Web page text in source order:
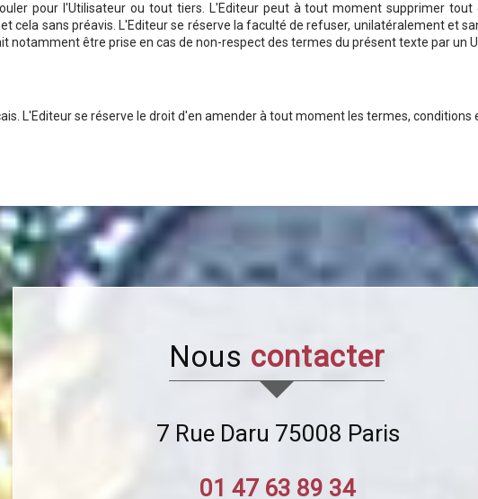
pour l'Utilisateur ou tout tiers. L'Editeur peut à tout moment supprimer
cela sans préavis. L'Editeur se réserve la faculté de refuser, unilatéralement et
notamment être prise en cas de non-respect des termes du présent texte par un
L'Editeur se réserve le droit d'en amender à tout moment les termes,
nous contacter
7 Rue Daru 75008 Paris
01 47 63 89 34